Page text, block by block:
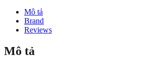
Mô tả
Brand
Reviews
Mô tả